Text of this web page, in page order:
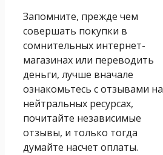
Запомните, прежде чем
совершать покупки в
сомнительных интернет-
магазинах или переводить
деньги, лучше вначале
ознакомьтесь с отзывами на
нейтральных ресурсах,
почитайте независимые
отзывы, и только тогда
думайте насчет оплаты.